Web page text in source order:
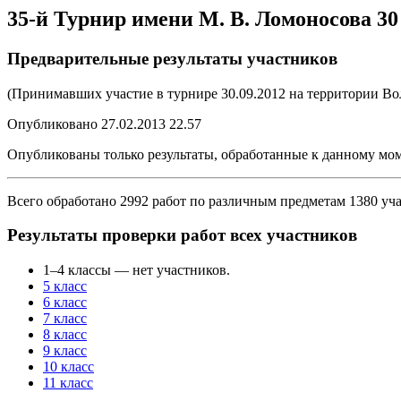
35-й Турнир имени М. В. Ломоносова 30
Предварительные результаты участников
(Принимавших участие в турнире 30.09.2012 на территории
Опубликовано 27.02.2013 22.57
Опубликованы только результаты, обработанные к данному
Всего обработано 2992 работ по различным предметам 1380
Результаты проверки работ всех участников
1–4 классы — нет участников.
5 класс
6 класс
7 класс
8 класс
9 класс
10 класс
11 класс